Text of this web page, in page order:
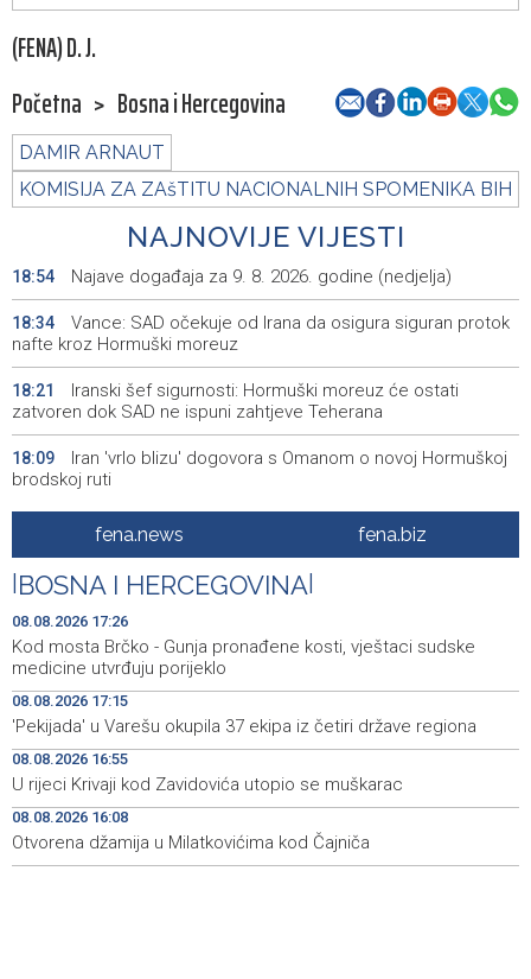
(FENA) D. J.
Početna > Bosna i Hercegovina
DAMIR ARNAUT
KOMISIJA ZA ZAšTITU NACIONALNIH SPOMENIKA BIH
NAJNOVIJE VIJESTI
18:54 Najave događaja za 9. 8. 2026. godine (nedjelja)
18:34
Vance: SAD očekuje od Irana da osigura siguran protok
nafte kroz Hormuški moreuz
18:21
Iranski šef sigurnosti: Hormuški moreuz će ostati
zatvoren dok SAD ne ispuni zahtjeve Teherana
18:09
Iran 'vrlo blizu' dogovora s Omanom o novoj Hormuškoj
brodskoj ruti
Koncertom Marije Šerifović večeras se zatvara
manifestacija 'Dani dijaspore Travnik 2026'
17:26
Kod mosta Brčko - Gunja pronađene kosti, vještaci
sudske medicine utvrđuju porijeklo
17:15
'Pekijada' u Varešu okupila 37 ekipa iz četiri države
16:55 U rijeci Krivaji kod Zavidovića utopio se muškarac
16:08 Otvorena džamija u Milatkovićima kod Čajniča
15:55
Zmajice se okupile u Mostaru: Reprezentacija BiH kreće
po novu mediteransku priču
fena.news fena.biz
BOSNA I HERCEGOVINA
08.08.2026 17:26
Kod mosta Brčko - Gunja pronađene kosti, vještaci sudske
medicine utvrđuju porijeklo
08.08.2026 17:15
'Pekijada' u Varešu okupila 37 ekipa iz četiri države regiona
08.08.2026 16:55
U rijeci Krivaji kod Zavidovića utopio se muškarac
08.08.2026 16:08
Otvorena džamija u Milatkovićima kod Čajniča